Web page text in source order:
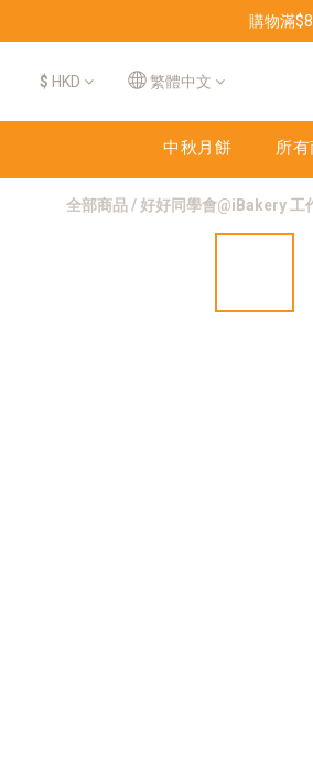
購物滿
$ HKD 繁體中文
中秋月餅 所
全部商品/好好同學會@iBakery 工